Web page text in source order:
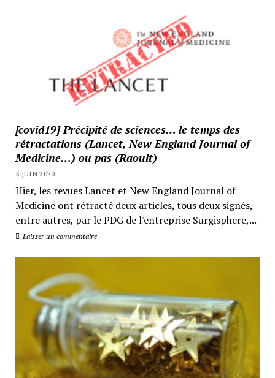
[covid19] Précipité de sciences… le temps des
rétractations (Lancet, New England Journal of
Medicine…) ou pas (Raoult)
5 JUIN 2020
Hier, les revues Lancet et New England Journal of
Medicine ont rétracté deux articles, tous deux signés,
entre autres, par le PDG de l'entreprise Surgisphere,...
Laisser un commentaire